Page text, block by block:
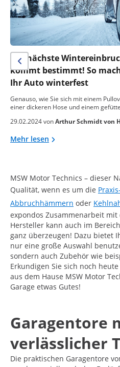
Der nächste
kommt bestimmt! So
Ihr Auto winterfest
Genauso, wie Sie sich mit einem
einer dickeren Hose und einem
29.02.2024 vonArthur Schmidt von
Mehr lesen
MSW Motor Technics – dieser
Qualität, wenn es um die
Abbruchhämmern oder
expondos Zusammenarbeit
Hersteller kann auch im
ganz überzeugen! Dazu bietet
nur eine große Auswahl
sondern auch Zubehör wie
Erkundigen Sie sich noch
aus dem Hause MSW Motor
Garage etwas Gutes!
Garagentore
verlässlicher
Die praktischen Garagentore